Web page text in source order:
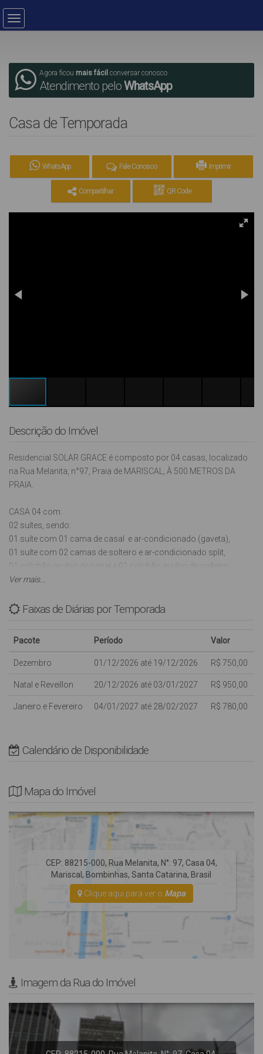
Agora ficou mais fácil conversar conosco
Atendimento peloWhatsApp
Casa de Temporada
WhatsApp Fale Conosco Imprimir
Compartilhar QR Code
Descrição do Imóvel
Residencial SOLAR GRACE é composto por 04 casas, localizado
na Rua Melanita, n°97, Praia de MARISCAL, À 500 METROS DA
PRAIA.
CASA 04 com:
02 suítes, sendo:
01 suíte com 01 cama de casal e ar-condicionado (gaveta),
01 suíte com 02 camas de solteiro e ar-condicionado split,
01 colchão avulso de casal e 01 colchão avulso de solteiro,
01 lavabo,
Cozinha com utensílios básicos, microondas, liquidificador, forno
INTERNET WI-FI (sujeito a oscilações e indisponibilidades,
INCLUSA NO VALOR DA DIÁRIA),
Não aceitamos animais de estimação neste imóvel.
Crianças de qualquer idade são bem vindas, porém dentro da
.
Não Fornecemos Roupas de Cama e utensílios de Praia (cadeiras
e guarda-sol).
* Rua Pavimentada
Ver mais...
Faixas de Diárias por Temporada
Pacote Período Valor
Dezembro 01/12/2026 até 19/12/2026 R$ 750,00
Natal e Reveillon 20/12/2026 até 03/01/2027 R$ 950,00
Janeiro e Fevereiro 04/01/2027 até 28/02/2027 R$ 780,00
Calendário de Disponibilidade
Mapa do Imóvel
CEP: 88215-000, Rua Melanita, N°: 97, Casa 04,
Mariscal, Bombinhas,Santa Catarina, Brasil
Clique aqui para ver o Mapa
Imagem da Rua do Imóvel